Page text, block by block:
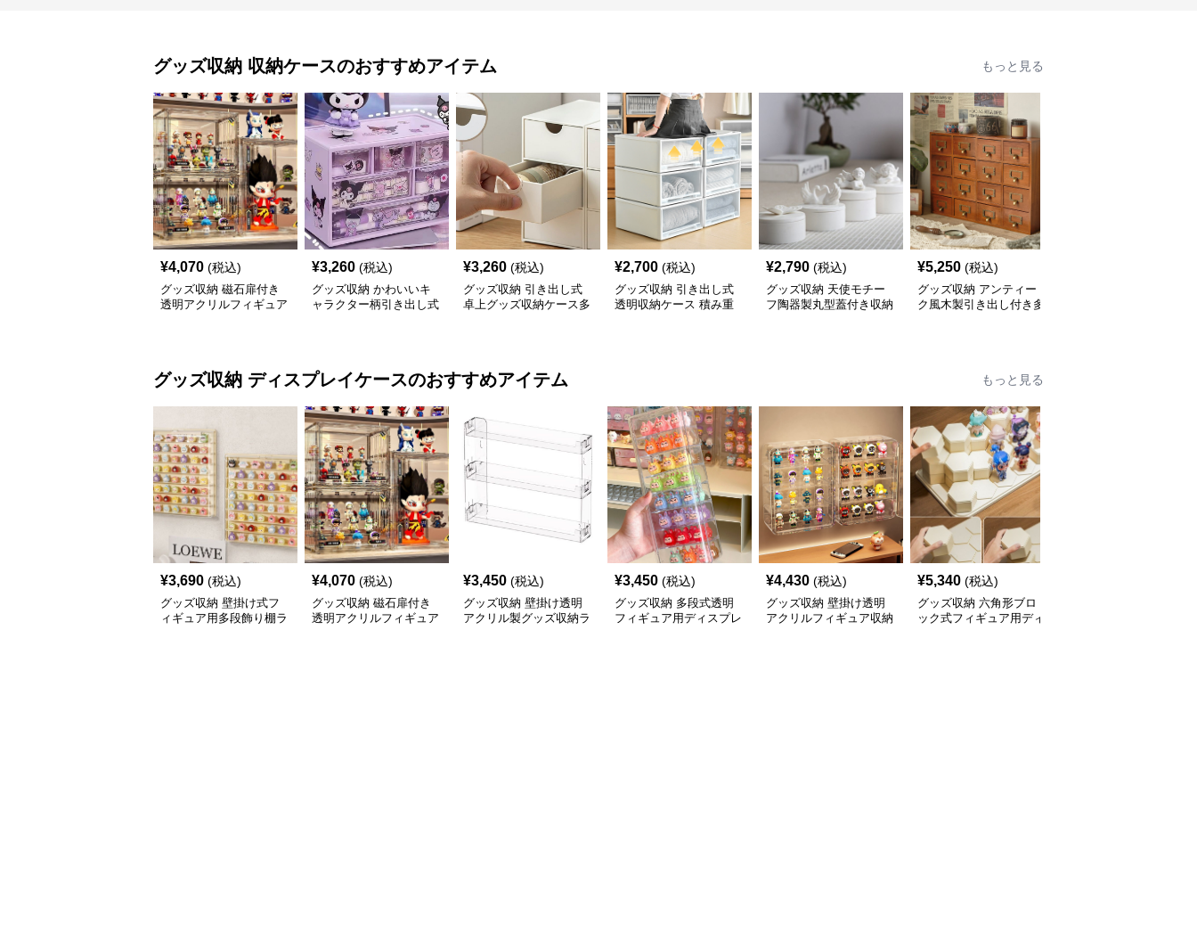
グッズ収納 収納ケースのおすすめアイテム もっと見る
¥4,070 (税込)
グッズ収納 磁石扉付き
透明アクリルフィギュア
¥3,260 (税込)
グッズ収納 かわいいキ
ャラクター柄引き出し式
¥3,260 (税込)
グッズ収納 引き出し式
卓上グッズ収納ケース多
¥2,700 (税込)
グッズ収納 引き出し式
透明収納ケース 積み重
¥2,790 (税込)
グッズ収納 天使モチー
フ陶器製丸型蓋付き収納
¥5,250 (税込)
グッズ収納 アンティー
ク風木製引き出し付き多
グッズ収納 ディスプレイケースのおすすめアイテム もっと見る
¥3,690 (税込)
グッズ収納 壁掛け式フ
ィギュア用多段飾り棚ラ
¥4,070 (税込)
グッズ収納 磁石扉付き
透明アクリルフィギュア
¥3,450 (税込)
グッズ収納 壁掛け透明
アクリル製グッズ収納ラ
¥3,450 (税込)
グッズ収納 多段式透明
フィギュア用ディスプレ
¥4,430 (税込)
グッズ収納 壁掛け透明
アクリルフィギュア収納
¥5,340 (税込)
グッズ収納 六角形ブロ
ック式フィギュア用ディ